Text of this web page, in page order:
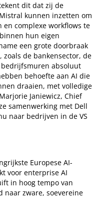
dit dat zij de
kunnen inzetten om
complexe workflows te
hun eigen
een grote doorbraak
de bankensector, de
absoluut
behoefte aan AI die
draaien, met volledige
Janiewicz, Chief
samenwerking met Dell
naar bedrijven in de VS
Europese AI-
voor enterprise AI
in hoog tempo van
naar zware, soevereine